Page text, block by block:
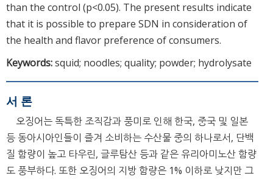
than the control (p<0.05). The present results indicate
that it is possible to prepare SDN in consideration of
the health and flavor preference of consumers.
Keywords:squid; noodles; quality; powder; hydrolysate
서 론
오징어는 독특한 조직감과 풍미로 인해 한국, 중국 및 일본
등 동아시아인들이 즐겨 소비하는 수산물 중의 하나로서, 단백
질 함량이 높고 타우린, 글루탐산 등과 같은 유리아미노산 함량
도 풍부하다. 또한 오징어의 지방 함량은 1% 이하로 낮지만 그